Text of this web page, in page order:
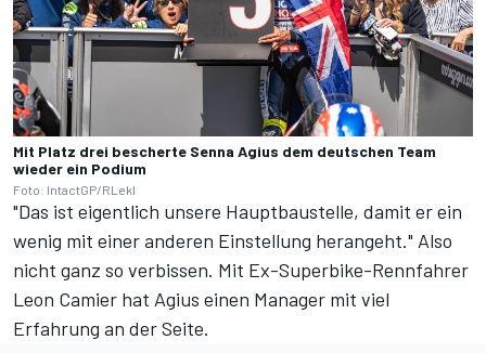
Mit Platz drei bescherte Senna Agius dem deutschen Team
wieder ein Podium
Foto: IntactGP/RLekl
"Das ist eigentlich unsere Hauptbaustelle, damit er ein
wenig mit einer anderen Einstellung herangeht." Also
nicht ganz so verbissen. Mit Ex-Superbike-Rennfahrer
Leon Camier hat Agius einen Manager mit viel
Erfahrung an der Seite.